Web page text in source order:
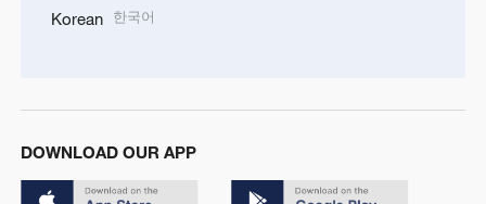
Korean 한국어
DOWNLOAD OUR APP